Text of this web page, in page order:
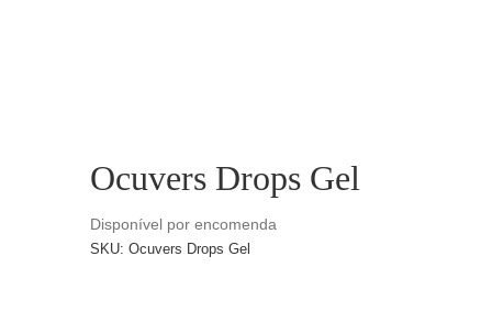
Ocuvers Drops Gel
Disponível por encomenda
SKU:Ocuvers Drops Gel